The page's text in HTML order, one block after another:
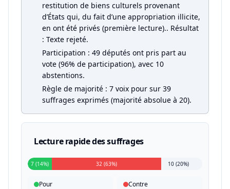
restitution de biens culturels provenant
d’États qui, du fait d’une appropriation illicite,
en ont été privés (première lecture).. Résultat
: Texte rejeté.
Participation : 49 députés ont pris part au
vote (96% de participation), avec 10
abstentions.
Règle de majorité : 7 voix pour sur 39
suffrages exprimés (majorité absolue à 20).
Lecture rapide des suffrages
7 (14%) 32 (63%) 10 (20%)
Pour
Contre